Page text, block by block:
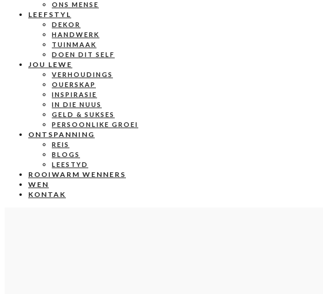
ONS MENSE
LEEFSTYL
DEKOR
HANDWERK
TUINMAAK
DOEN DIT SELF
JOU LEWE
VERHOUDINGS
OUERSKAP
INSPIRASIE
IN DIE NUUS
GELD & SUKSES
PERSOONLIKE GROEI
ONTSPANNING
REIS
BLOGS
LEESTYD
ROOIWARM WENNERS
WEN
KONTAK